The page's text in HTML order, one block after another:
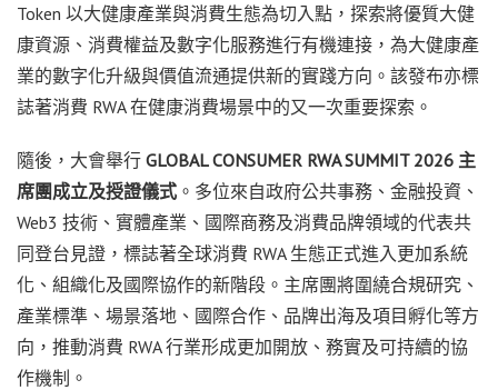
Token 以大健康產業與消費生態為切入點，探索將優質大健
康資源、消費權益及數字化服務進行有機連接，為大健康產
業的數字化升級與價值流通提供新的實踐方向。該發布亦標
誌著消費 RWA 在健康消費場景中的又一次重要探索。
隨後，大會舉行 GLOBAL CONSUMER RWA SUMMIT 2026 主
席團成立及授證儀式 。多位來自政府公共事務、金融投資、
Web3 技術、實體產業、國際商務及消費品牌領域的代表共
同登台見證，標誌著全球消費 RWA 生態正式進入更加系統
化、組織化及國際協作的新階段。主席團將圍繞合規研究、
產業標準、場景落地、國際合作、品牌出海及項目孵化等方
向，推動消費 RWA 行業形成更加開放、務實及可持續的協
作機制。